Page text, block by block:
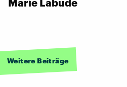
Weitere Beiträge